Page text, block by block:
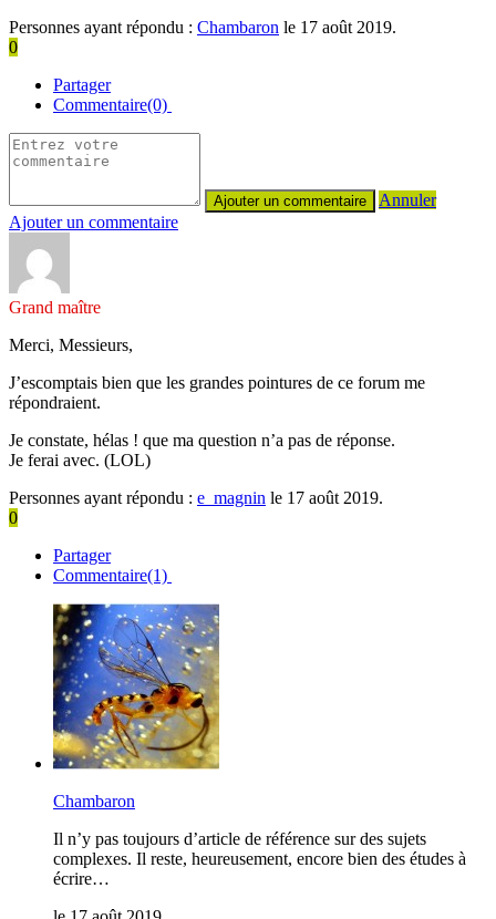
Personnes ayant répondu : Chambaron le 17 août 2019.
0
Partager
Commentaire(0)
Annuler
Ajouter un commentaire
Grand maître
Merci, Messieurs,
J’escomptais bien que les grandes pointures de ce forum me
répondraient.
Je constate, hélas ! que ma question n’a pas de réponse.
Je ferai avec. (LOL)
Personnes ayant répondu : e_magnin le 17 août 2019.
0
Partager
Commentaire(1)
Chambaron
Il n’y pas toujours d’article de référence sur des sujets
complexes. Il reste, heureusement, encore bien des études à
écrire…